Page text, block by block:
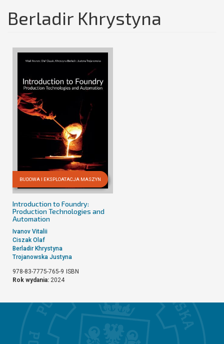
Berladir Khrystyna
BUDOWA I EKSPLOATACJA MASZYN
Introduction to Foundry:
Production Technologies and
Automation
Ivanov Vitalii
Ciszak Olaf
Berladir Khrystyna
Trojanowska Justyna
978-83-7775-765-9 ISBN
Rok wydania: 2024